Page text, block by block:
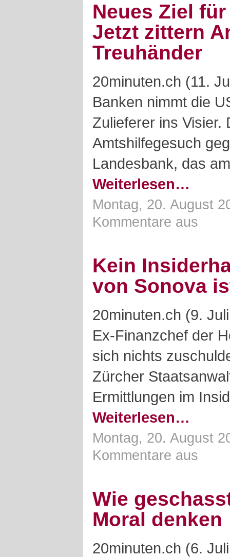
Neues Ziel
Jetzt zittern
Treuhänder
20minuten.ch (11.
Banken nimmt die
Zulieferer ins Visier.
Amtshilfegesuch
Landesbank, das
Weiterlesen…
Montag, 20. August
Kommentare aus
Kein
von Sonova
20minuten.ch (9.
Ex-Finanzchef der
sich nichts
Zürcher
Ermittlungen im
Weiterlesen…
Montag, 20. August
Kommentare aus
Wie
Moral denken
20minuten.ch (6.